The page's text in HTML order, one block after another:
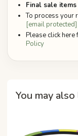
Final sale items
To process your
[email protected]
Please click
Policy
You may also